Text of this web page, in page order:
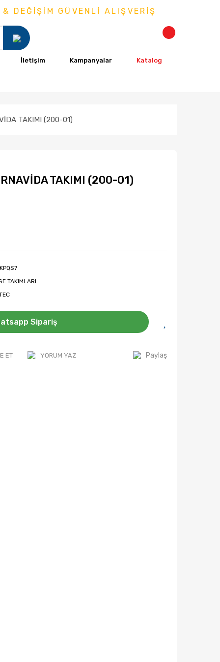
GÜVENLİ ALIŞVERİŞ
İletişim Kampanyalar Katalog
TAKIMI (200-01)
TAKIMI (200-01)
TAKIMLARI
Sipariş
ET YORUM YAZ Paylaş